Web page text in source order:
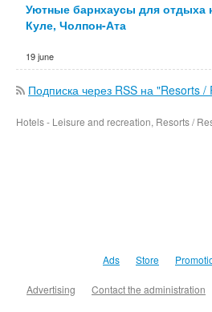
Уютные барнхаусы для отдыха
Куле, Чолпон-Ата
19 june
Подписка через RSS на "Resorts
Hotels - Leisure and recreation, Resorts /
Ads Store
Advertising Contact the administration